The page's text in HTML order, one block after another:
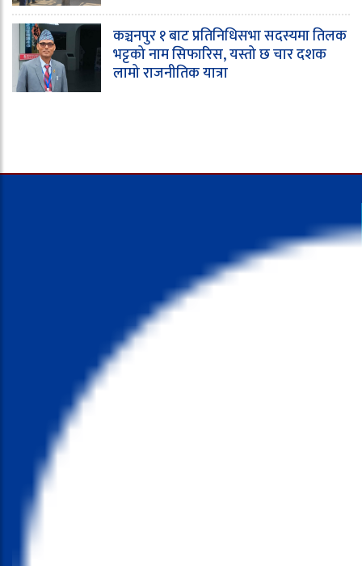
कञ्चनपुर १ बाट प्रतिनिधिसभा सदस्यमा तिलक
भट्टको नाम सिफारिस, यस्तो छ चार दशक
लामो राजनीतिक यात्रा